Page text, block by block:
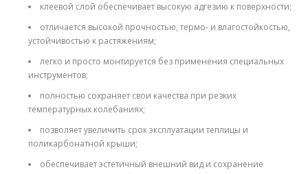
клеевой слой обеспечивает высокую адгезию к поверхности;
отличается высокой прочностью, термо- и влагостойкостью,
устойчивостью к растяжениям;
легко и просто монтируется без применения специальных
инструментов;
полностью сохраняет свои качества при резких
температурных колебаниях;
позволяет увеличить срок эксплуатации теплицы и
поликарбонатной крыши;
обеспечивает эстетичный внешний вид и сохранение